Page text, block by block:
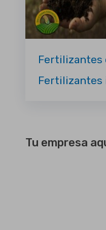
Fertilizantes
Fertilizantes
Tu empresa